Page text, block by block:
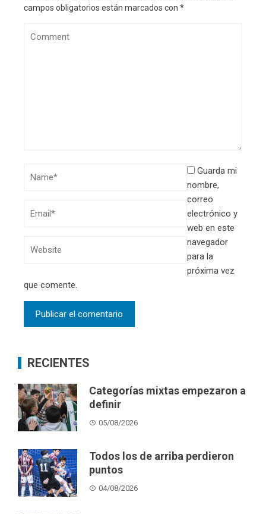
campos obligatorios están marcados con *
Guarda mi
nombre,
correo
electrónico y
web en este
navegador
para la
próxima vez
que comente.
RECIENTES
Categorías mixtas empezaron a
definir
05/08/2026
Todos los de arriba perdieron
puntos
04/08/2026